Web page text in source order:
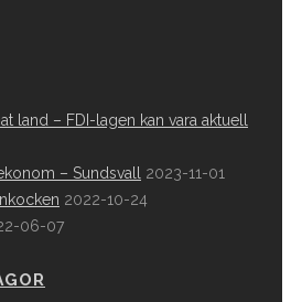
land – FDI-lagen kan vara aktuell
– Sundsvall
2023-11-01
2022-10-24
06-07